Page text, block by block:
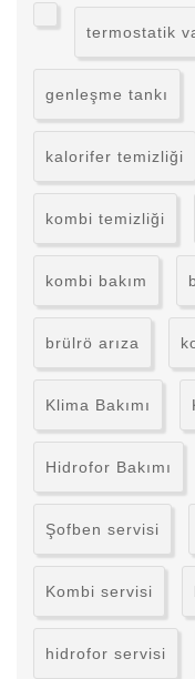
termostatik
genleşme tankı
kalorifer temizliği
kombi temizliği
kombi bakım
brülrö arıza
Klima Bakımı
Hidrofor Bakımı
Şofben servisi
Kombi servisi
hidrofor servisi